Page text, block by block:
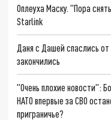
Оплеуха Маску. "Пора
Starlink
Даня с Дашей спаслись
закончились
"Очень плохие новости":
НАТО впервые за СВО
приграничье?